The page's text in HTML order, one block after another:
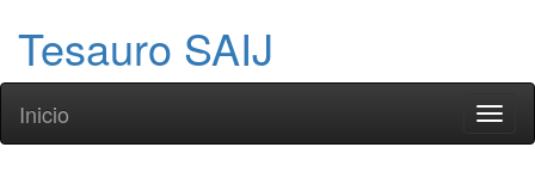
Tesauro SAIJ
Inicio